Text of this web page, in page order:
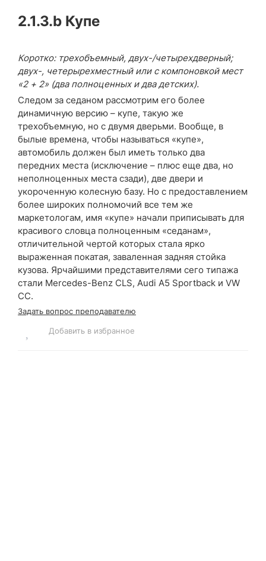
2.1.3.b Купе
Коротко: трехобъемный, двух-/четырехдверный;
двух-, четерырехместный или с компоновкой мест
«2 + 2» (два полноценных и два детских).
Следом за седаном рассмотрим его более
динамичную версию – купе, такую же
трехобъемную, но с двумя дверьми. Вообще, в
былые времена, чтобы называться «купе»,
автомобиль должен был иметь только два
передних места (исключение – плюс еще два, но
неполноценных места сзади), две двери и
укороченную колесную базу. Но с предоставлением
более широких полномочий все тем же
маркетологам, имя «купе» начали приписывать для
красивого словца полноценным «седанам»,
отличительной чертой которых стала ярко
выраженная покатая, заваленная задняя стойка
кузова. Ярчайшими представителями сего типажа
стали Mercedes-Benz CLS, Audi A5 Sportback и VW
CC.
Задать вопрос преподавателю
Добавить в избранное